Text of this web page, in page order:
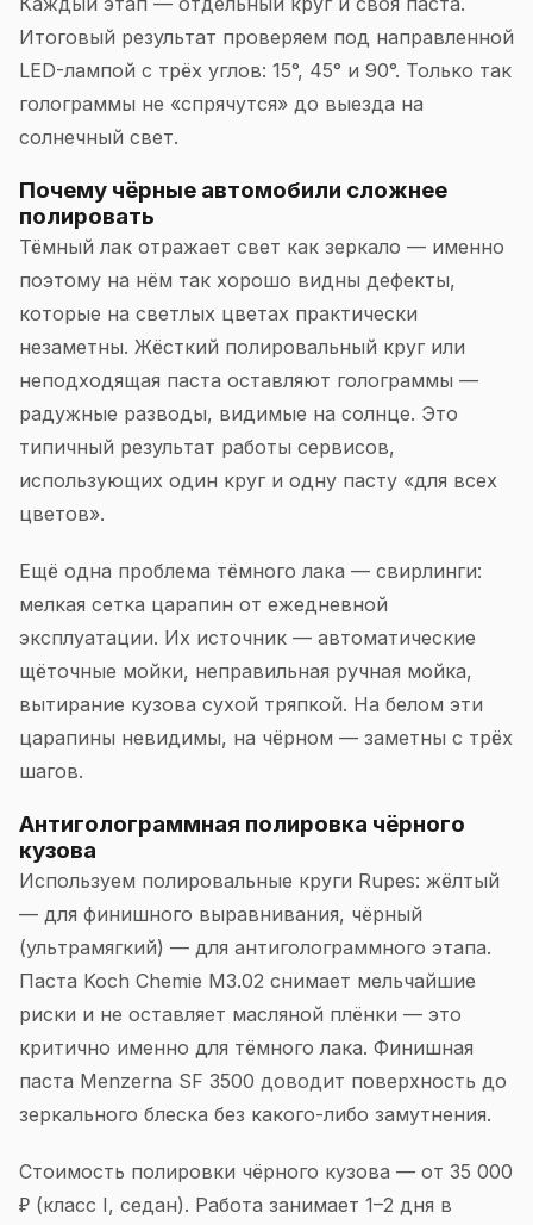
Итоговый результат проверяем под направленной
LED-лампой с трёх углов: 15°, 45° и 90°. Только так
голограммы не «спрячутся» до выезда на
солнечный свет.
Почему чёрные автомобили сложнее
полировать
Тёмный лак отражает свет как зеркало — именно
поэтому на нём так хорошо видны дефекты,
которые на светлых цветах практически
незаметны. Жёсткий полировальный круг или
неподходящая паста оставляют голограммы —
радужные разводы, видимые на солнце. Это
типичный результат работы сервисов,
использующих один круг и одну пасту «для всех
цветов».
Ещё одна проблема тёмного лака — свирлинги:
мелкая сетка царапин от ежедневной
эксплуатации. Их источник — автоматические
щёточные мойки, неправильная ручная мойка,
вытирание кузова сухой тряпкой. На белом эти
царапины невидимы, на чёрном — заметны с трёх
шагов.
Антиголограммная полировка чёрного
кузова
Используем полировальные круги Rupes: жёлтый
— для финишного выравнивания, чёрный
(ультрамягкий) — для антиголограммного этапа.
Паста Koch Chemie M3.02 снимает мельчайшие
риски и не оставляет масляной плёнки — это
критично именно для тёмного лака. Финишная
паста Menzerna SF 3500 доводит поверхность до
зеркального блеска без какого-либо замутнения.
Стоимость полировки чёрного кузова — от 35 000
₽ (класс I, седан). Работа занимает 1–2 дня в